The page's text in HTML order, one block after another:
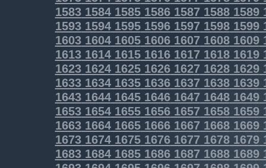
1583158415851586158715881589
1593159415951596159715981599
1603160416051606160716081609
1613161416151616161716181619
1623162416251626162716281629
1633163416351636163716381639
1643164416451646164716481649
1653165416551656165716581659
1663166416651666166716681669
1673167416751676167716781679
1683168416851686168716881689